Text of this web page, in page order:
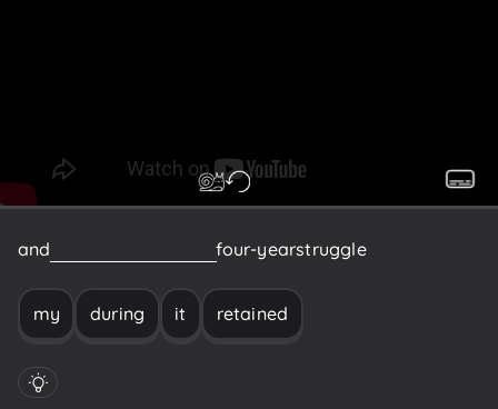
and myfour-yearstruggle
my during it retained